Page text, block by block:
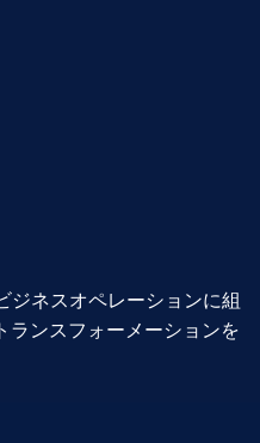
ジネスオペレーションに組
ランスフォーメーションを